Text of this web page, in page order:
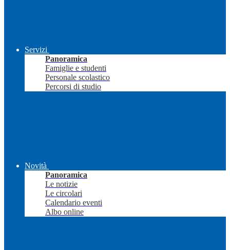
Servizi
Panoramica
Famiglie e studenti
Personale scolastico
Percorsi di studio
Novità
Panoramica
Le notizie
Le circolari
Calendario eventi
Albo online